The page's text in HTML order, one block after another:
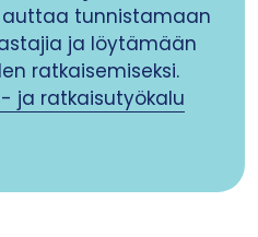
auttaa tunnistamaan
ja löytämään
ratkaisemiseksi.
ja ratkaisutyökalu